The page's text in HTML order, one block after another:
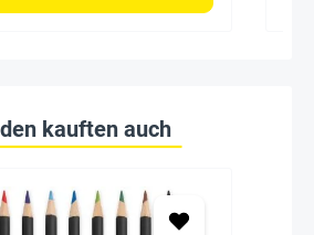
kauften auch